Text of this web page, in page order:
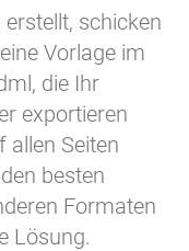
schicken
Vorlage im
die Ihr
exportieren
allen Seiten
besten
Formaten
Lösung.